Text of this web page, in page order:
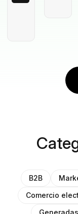
B2B
Comercio